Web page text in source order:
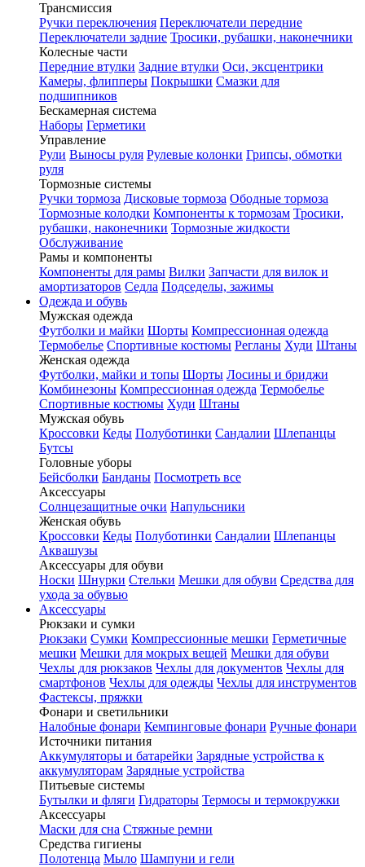
Трансмиссия
Ручки переключения Переключатели передние
Переключатели задние Тросики, рубашки, наконечники
Колесные части
Передние втулки Задние втулки Оси, эксцентрики
Камеры, флипперы Покрышки Смазки для
подшипников
Бескамерная система
Наборы Герметики
Управление
Рули Выносы руля Рулевые колонки Грипсы, обмотки
руля
Тормозные системы
Ручки тормоза Дисковые тормоза Ободные тормоза
Тормозные колодки Компоненты к тормозам Тросики,
рубашки, наконечники Тормозные жидкости
Обслуживание
Рамы и компоненты
Компоненты для рамы Вилки Запчасти для вилок и
амортизаторов Седла Подседелы, зажимы
Одежда и обувь
Мужская одежда
Футболки и майки Шорты Компрессионная одежда
Термобелье Спортивные костюмы Регланы Худи Штаны
Женская одежда
Футболки, майки и топы Шорты Лосины и бриджи
Комбинезоны Компрессионная одежда Термобелье
Спортивные костюмы Худи Штаны
Мужская обувь
Кроссовки Кеды Полуботинки Сандалии Шлепанцы
Бутсы
Головные уборы
Бейсболки Банданы Посмотреть все
Аксессуары
Солнцезащитные очки Напульсники
Женская обувь
Кроссовки Кеды Полуботинки Сандалии Шлепанцы
Аквашузы
Аксессуары для обуви
Носки Шнурки Стельки Мешки для обуви Средства для
ухода за обувью
Аксессуары
Рюкзаки и сумки
Рюкзаки Сумки Компрессионные мешки Герметичные
мешки Мешки для мокрых вещей Мешки для обуви
Чехлы для рюкзаков Чехлы для документов Чехлы для
смартфонов Чехлы для одежды Чехлы для инструментов
Фастексы, пряжки
Фонари и светильники
Налобные фонари Кемпинговые фонари Ручные фонари
Источники питания
Аккумуляторы и батарейки Зарядные устройства к
аккумуляторам Зарядные устройства
Питьевые системы
Бутылки и фляги Гидраторы Термосы и термокружки
Аксессуары
Маски для сна Стяжные ремни
Средства гигиены
Полотенца Мыло Шампуни и гели